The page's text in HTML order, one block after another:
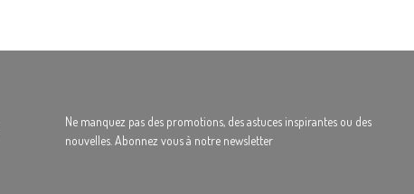
Ne manquez pas des promotions, des astuces inspirantes ou des
nouvelles. Abonnez vous à notre newsletter